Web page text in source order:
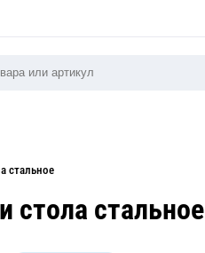
стальное
стола стальное